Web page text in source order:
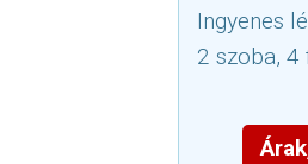
Ingyenes
2 szoba, 4